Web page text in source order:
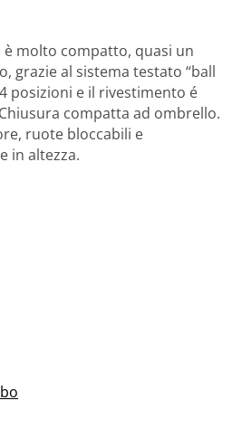
è molto compatto, quasi un
grazie al sistema testato “ball
posizioni e il rivestimento é
compatta ad ombrello.
ruote bloccabili e
in altezza.